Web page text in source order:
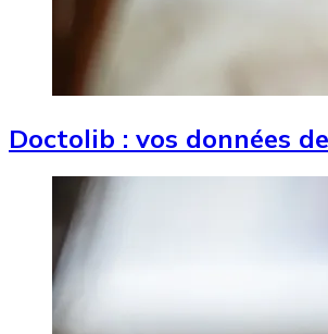
Doctolib : vos données
Image